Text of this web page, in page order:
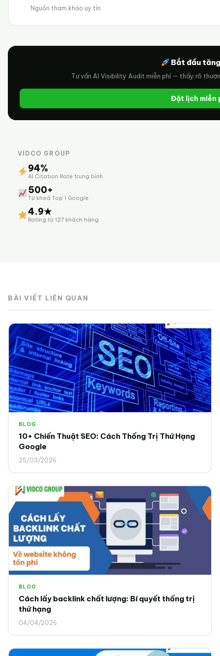
Nguồn tham khảo uy tín
Bắt đầu
Tư vấn AI Visibility Audit miễn phí — thấy rõ
Đặt lịch miễn
VIDCO GROUP
94%
AI Citation Rate trung bình
500+
Từ khoá Top 1 Google
4.9★
Rating từ 127 khách hàng
BÀI VIẾT LIÊN QUAN
BLOG
10+ Chiến Thuật SEO: Cách Thống Trị Thứ Hạng
Google
25/03/2026
BLOG
Cách lấy backlink chất lượng: Bí quyết thống trị
thứ hạng
04/04/2026